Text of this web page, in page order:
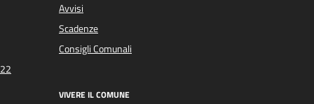
Avvisi
Scadenze
Consigli Comunali
VIVERE IL COMUNE